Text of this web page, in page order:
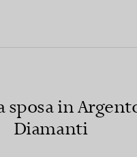
sposa in
Diamanti